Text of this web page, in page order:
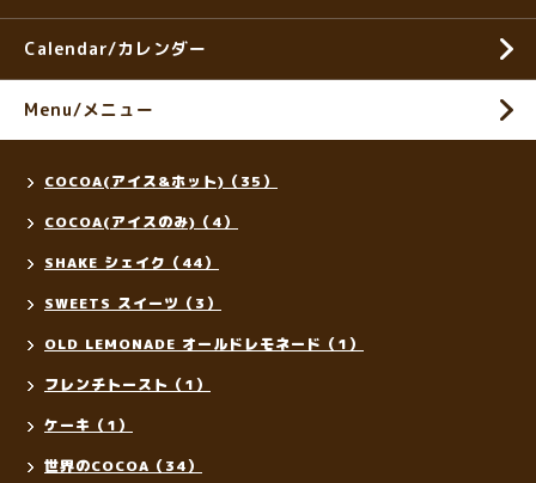
Calendar/カレンダー
Menu/メニュー
COCOA(アイス&ホット)（35）
COCOA(アイスのみ)（4）
SHAKE シェイク（44）
SWEETS スイーツ（3）
OLD LEMONADE オールドレモネード（1）
フレンチトースト（1）
ケーキ（1）
世界のCOCOA（34）